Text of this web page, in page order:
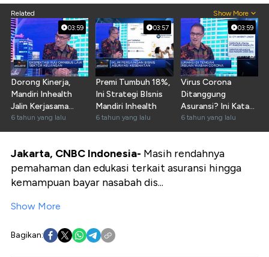
Related Show More
03:59
Dorong Kinerja,
Mandiri Inhealth
Jalin Kerjasama
dengan JKN
6 tahun yang lalu
03:57
Premi Tumbuh 18%,
Ini Strategi BIsnis
Mandiri Inhealth
6 tahun yang lalu
03:59
Virus Corona
Ditanggung
Asuransi? Ini Kata
Mandiri Inhealth
6 tahun yang lalu
Jakarta, CNBC Indonesia- Masih rendahnya
pemahaman dan edukasi terkait asuransi hingga
kemampuan bayar nasabah dis...
Show More
Bagikan: